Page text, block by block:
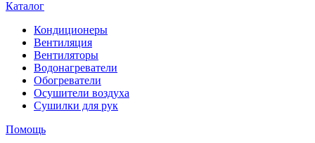
Каталог
Кондиционеры
Вентиляция
Вентиляторы
Водонагреватели
Обогреватели
Осушители воздуха
Сушилки для рук
Помощь